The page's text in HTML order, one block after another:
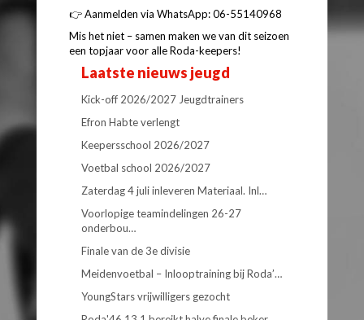
👉 Aanmelden via WhatsApp: 06-55140968
Mis het niet – samen maken we van dit seizoen
een topjaar voor alle Roda-keepers!
Laatste nieuws jeugd
Kick-off 2026/2027 Jeugdtrainers
Efron Habte verlengt
Keepersschool 2026/2027
Voetbal school 2026/2027
Zaterdag 4 juli inleveren Materiaal. Inl…
Voorlopige teamindelingen 26-27
onderbou…
Finale van de 3e divisie
Meidenvoetbal – Inlooptraining bij Roda’…
YoungStars vrijwilligers gezocht